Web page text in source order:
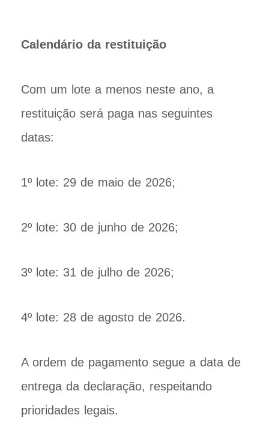
Calendário da restituição
Com um lote a menos neste ano, a
restituição será paga nas seguintes
datas:
1º lote: 29 de maio de 2026;
2º lote: 30 de junho de 2026;
3º lote: 31 de julho de 2026;
4º lote: 28 de agosto de 2026.
A ordem de pagamento segue a data de
entrega da declaração, respeitando
prioridades legais.